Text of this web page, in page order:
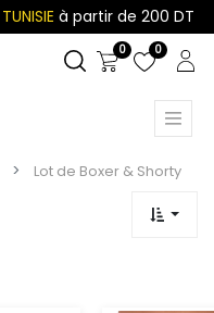
TUNISIE à partir de 200 DT
0 0
Lot de Boxer & Shorty